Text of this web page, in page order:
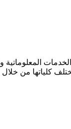
المعلوماتية و
كلياتها من